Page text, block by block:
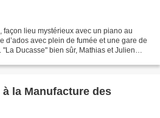
lieu mystérieux avec un piano au
d’ados avec plein de fumée et une gare de
Ducasse" bien sûr, Mathias et Julien
la Manufacture des